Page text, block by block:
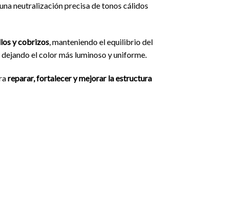
neutralización precisa de tonos cálidos
y cobrizos , manteniendo el equilibrio del
el color más luminoso y uniforme.
reparar, fortalecer y mejorar la estructura